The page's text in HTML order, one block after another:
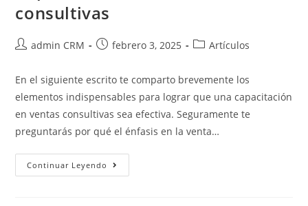
consultivas
admin CRM febrero 3, 2025 Artículos
En el siguiente escrito te comparto brevemente los
elementos indispensables para lograr que una capacitación
en ventas consultivas sea efectiva. Seguramente te
preguntarás por qué el énfasis en la venta…
Continuar Leyendo